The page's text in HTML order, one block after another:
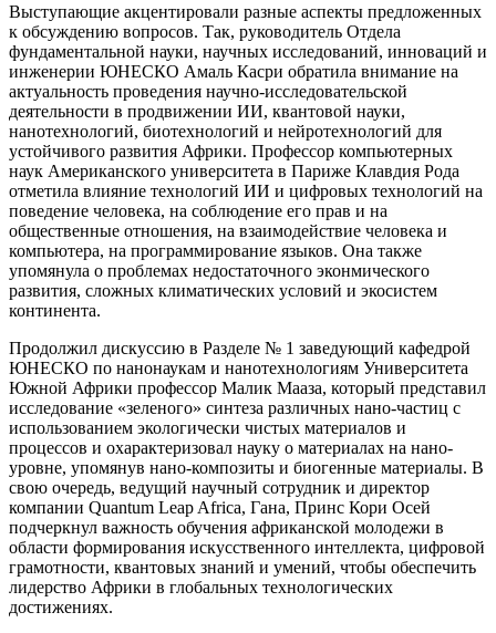
Выступающие акцентировали разные аспекты предложенных
к обсуждению вопросов. Так, руководитель Отдела
фундаментальной науки, научных исследований, инноваций и
инженерии ЮНЕСКО Амаль Касри обратила внимание на
актуальность проведения научно-исследовательской
деятельности в продвижении ИИ, квантовой науки,
нанотехнологий, биотехнологий и нейротехнологий для
устойчивого развития Африки. Профессор компьютерных
наук Американского университета в Париже Клавдия Рода
отметила влияние технологий ИИ и цифровых технологий на
поведение человека, на соблюдение его прав и на
общественные отношения, на взаимодействие человека и
компьютера, на программирование языков. Она также
упомянула о проблемах недостаточного эконмического
развития, сложных климатических условий и экосистем
континента.
Продолжил дискуссию в Разделе № 1 заведующий кафедрой
ЮНЕСКО по нанонаукам и нанотехнологиям Университета
Южной Африки профессор Малик Мааза, который представил
исследование «зеленого» синтеза различных нано-частиц с
использованием экологически чистых материалов и
процессов и охарактеризовал науку о материалах на нано-
уровне, упомянув нано-композиты и биогенные материалы. В
свою очередь, ведущий научный сотрудник и директор
компании Quantum Leap Africa, Гана, Принс Кори Осей
подчеркнул важность обучения африканской молодежи в
области формирования искусственного интеллекта, цифровой
грамотности, квантовых знаний и умений, чтобы обеспечить
лидерство Африки в глобальных технологических
достижениях.